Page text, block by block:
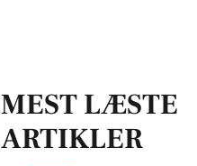
MEST LÆSTE
ARTIKLER